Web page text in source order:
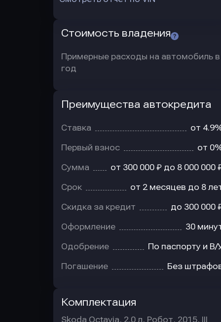
Стоимость владения
Примерные расходы на автомобиль в
год
Преимущества автокредита
Ставка от
Первый взнос от
Сумма от 300 000 ₽ до 8 000 000
Срок от 2 месяцев до 8
Скидка за кредит до 300 000
Оформление 30
Одобрение По паспорту и В/
Погашение Без
Комплектация
Skoda Octavia, 2.0 л, Робот, 2015, III